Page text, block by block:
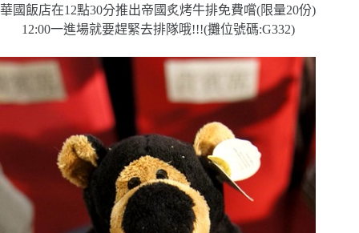
華國飯店在12點30分推出帝國炙烤牛排免費嚐(限量20份)
12:00一進場就要趕緊去排隊哦!!!(攤位號碼:G332)